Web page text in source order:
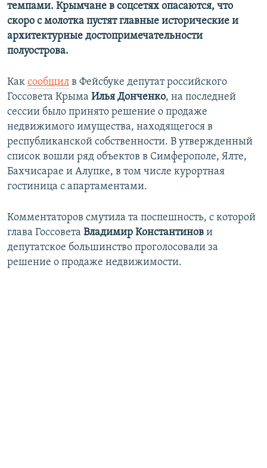
темпами. Крымчане в соцсетях опасаются, что
скоро с молотка пустят главные исторические и
архитектурные достопримечательности
полуострова.
Как сообщил в Фейсбуке депутат российского
Госсовета Крыма Илья Донченко, на последней
сессии было принято решение о продаже
недвижимого имущества, находящегося в
республиканской собственности. В утвержденный
список вошли ряд объектов в Симферополе, Ялте,
Бахчисарае и Алупке, в том числе курортная
гостиница с апартаментами.
Комментаторов смутила та поспешность, с которой
глава Госсовета Владимир Константинов и
депутатское большинство проголосовали за
решение о продаже недвижимости.